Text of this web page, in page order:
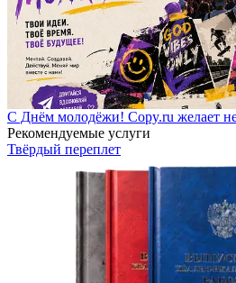
С Днём молодёжи! Copy.ru желает не
Рекомендуемые услуги
Твёрдый переплет